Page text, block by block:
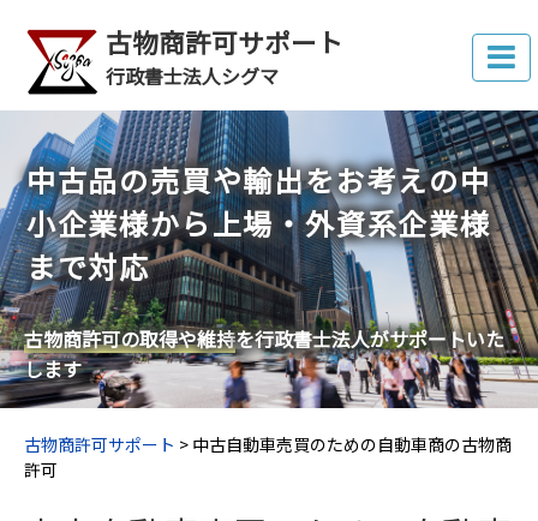
古物商許可サポート
行政書士法人シグマ
中古品の売買や輸出をお考えの中
小企業様から上場・外資系企業様
まで対応
古物商許可の取得や維持を行政書士法人がサポートいた
します
古物商許可サポート > 中古自動車売買のための自動車商の古物商
許可